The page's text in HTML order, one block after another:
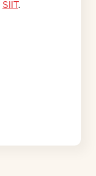
SIIT.